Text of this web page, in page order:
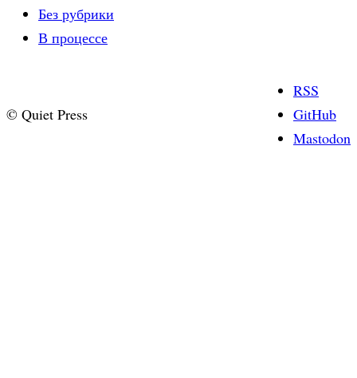
Без рубрики
В процессе
© Quiet Press
RSS
GitHub
Mastodon